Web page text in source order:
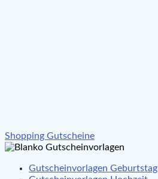
Beitragsnavigation
Shopping Gutscheine
Gutscheinvorlagen Geburtstag